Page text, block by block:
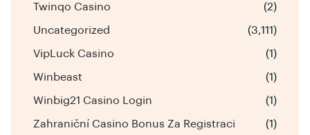
Twinqo Casino (2)
Uncategorized (3,111)
VipLuck Casino (1)
Winbeast (1)
Winbig21 Casino Login (1)
Zahraniční Casino Bonus Za Registraci (1)